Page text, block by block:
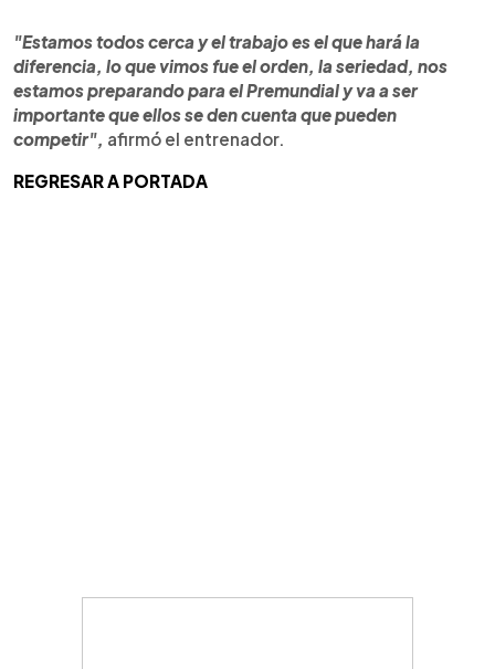
"Estamos todos cerca y el trabajo es el que hará la
diferencia, lo que vimos fue el orden, la seriedad, nos
estamos preparando para el Premundial y va a ser
importante que ellos se den cuenta que pueden
competir", afirmó el entrenador.
REGRESAR A PORTADA